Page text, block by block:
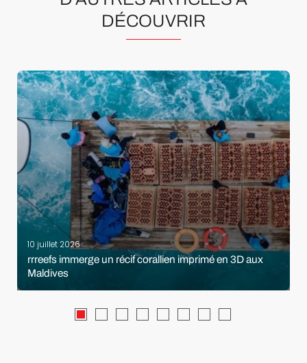
DÉCOUVRIR
10 juillet 2026
rrreefs immerge un récif corallien imprimé en 3D aux
Maldives